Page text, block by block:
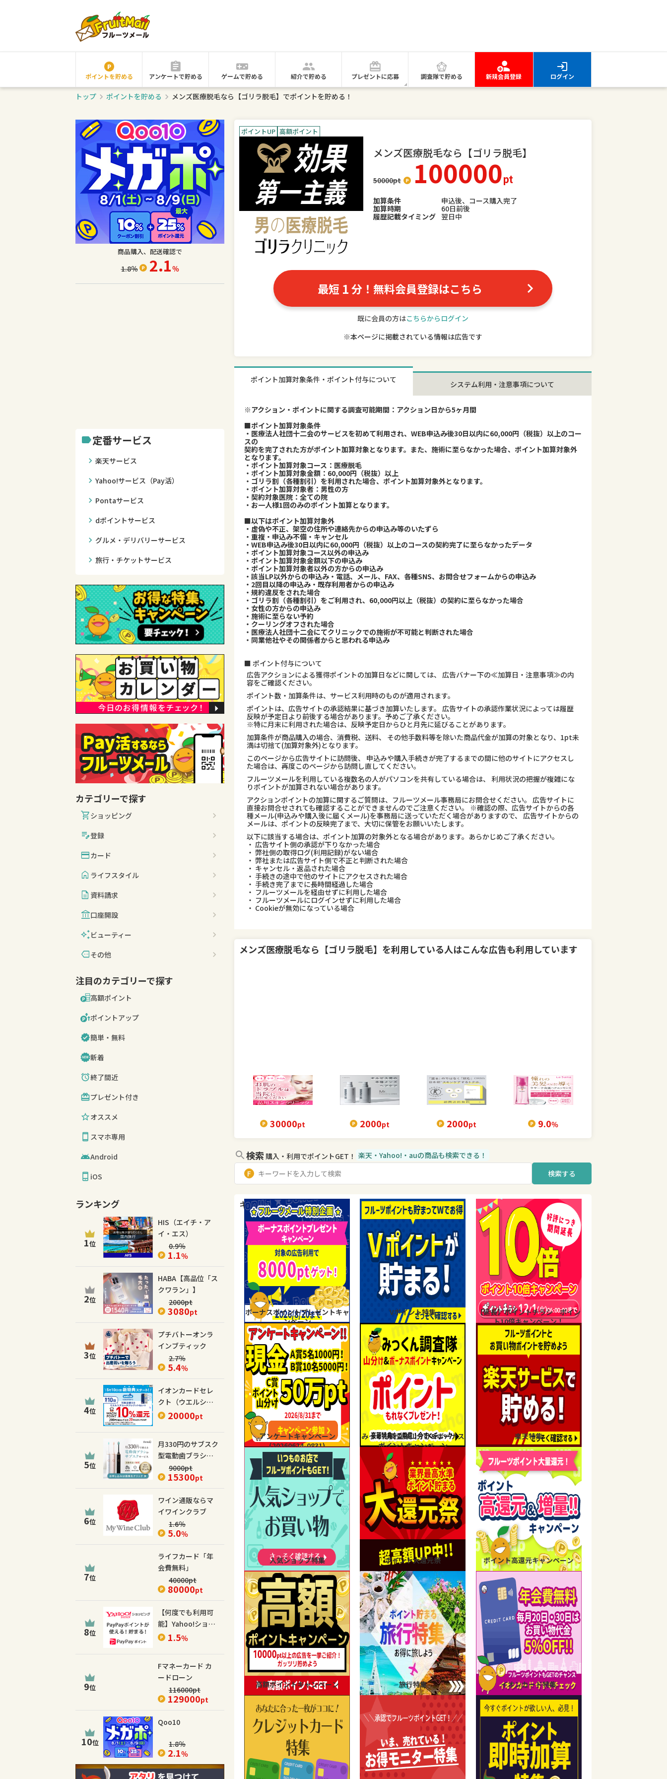
ポイントを貯める アンケートで貯める ゲームで貯める 紹介で貯める プレゼントに応募 調査隊で貯める 新規会員登録 ログイン
トップ ポイントを貯める メンズ医療脱毛なら【ゴリラ脱毛】でポイントを貯める！
商品購入、配送確認で
1.8％ 2.1％
label定番サービス
chevron_right 楽天サービス
chevron_right Yahoo!サービス（Pay活）
chevron_right Pontaサービス
chevron_right dポイントサービス
chevron_right グルメ・デリバリーサービス
chevron_right 旅行・チケットサービス
カテゴリーで探す
shopping_cartショッピング
edit_note登録
credit_cardカード
home ライフスタイル
description 資料請求
account_balance口座開設
auto_awesomeビューティー
moreその他
注目のカテゴリーで探す
高額ポイント
ポイントアップ
簡単・無料
新着
終了間近
プレゼント付き
オススメ
スマホ専用
Android
iOS
ランキング
1位
HIS（エイチ・ア
イ・エス）
0.9％
1.1％
2位
HABA【高品位「ス
クワラン」】
2000pt
3080pt
3位
プチバトーオンラ
インブティック
2.7％
5.4％
4位
イオンカードセレ
クト（ウエルシア
カード）
20000pt
5位
月330円のサブスク
型電動歯ブラシ
【Dentaly】
9000pt
15300pt
6位
ワイン通販ならマ
イワインクラブ
1.6％
5.0％
7位
ライフカード「年
会費無料」
40000pt
80000pt
8位
【何度でも利用可
能】Yahoo!ショッ
ピング
1.5％
9位
Fマネーカード カ
ードローン
116000pt
129000pt
10位
Qoo10
1.8％
2.1％
ポイントUP 高額ポイント
メンズ医療脱毛なら【ゴリラ脱毛】
50000pt 100000pt
加算条件
申込後、コース購入完了
加算時期
60日前後
履歴記載タイミング 翌日中
最短 1分！無料会員登録はこちら
既に会員の方はこちらからログイン
※本ページに掲載されている情報は広告です
ポイント加算対象条件・ポイント付与について システム利用・注意事項について
※アクション・ポイントに関する調査可能期間：アクション日から5ヶ月間
■ポイント加算対象条件
・医療法人社団十二会のサービスを初めて利用され、WEB申込み後30日以内に60,000円（税抜）以上のコー
スの
契約を完了された方がポイント加算対象となります。また、施術に至らなかった場合、ポイント加算対象外
となります。
・ポイント加算対象コース：医療脱毛
・ポイント加算対象金額：60,000円（税抜）以上
・ゴリラ割（各種割引）を利用された場合、ポイント加算対象外となります。
・ポイント加算対象者：男性の方
・契約対象医院：全ての院
・お一人様1回のみのポイント加算となります。
■以下はポイント加算対象外
・虚偽や不正、架空の住所や連絡先からの申込み等のいたずら
・重複・申込み不備・キャンセル
・WEB申込み後30日以内に60,000円（税抜）以上のコースの契約完了に至らなかったデータ
・ポイント加算対象コース以外の申込み
・ポイント加算対象金額以下の申込み
・ポイント加算対象者以外の方からの申込み
・該当LP以外からの申込み・電話、メール、FAX、各種SNS、お問合せフォームからの申込み
・2回目以降の申込み・既存利用者からの申込み
・規約違反をされた場合
・ゴリラ割（各種割引）をご利用され、60,000円以上（税抜）の契約に至らなかった場合
・女性の方からの申込み
・施術に至らない予約
・クーリングオフされた場合
・医療法人社団十二会にてクリニックでの施術が不可能と判断された場合
・同業他社やその関係者からと思われる申込み
■ ポイント付与について
広告アクションによる獲得ポイントの加算日などに関しては、 広告バナー下の≪加算日・注意事項≫の内
容をご確認ください。
ポイント数・加算条件は、サービス利用時のものが適用されます。
ポイントは、広告サイトの承認結果に基づき加算いたします。 広告サイトの承認作業状況によっては履歴
反映が予定日より前後する場合があります。予めご了承ください。
※特に月末に利用された場合は、反映予定日からひと月先に延びることがあります。
加算条件が商品購入の場合、消費税、送料、 その他手数料等を除いた商品代金が加算の対象となり、1pt未
満は切捨て(加算対象外)となります。
このページから広告サイトに訪問後、 申込みや購入手続きが完了するまでの間に他のサイトにアクセスし
た場合は、再度このページから訪問し直してください。
フルーツメールを利用している複数名の人がパソコンを共有している場合は、 利用状況の把握が複雑にな
りポイントが加算されない場合があります。
アクションポイントの加算に関するご質問は、フルーツメール事務局にお問合せください。 広告サイトに
直接お問合せされても確認することができませんのでご注意ください。 ※確認の際、広告サイトからの各
種メール(申込みや購入後に届くメール)を事務局に送っていただく場合がありますので、 広告サイトからの
メールは、ポイントの反映完了まで、大切に保管をお願いいたします。
以下に該当する場合は、ポイント加算の対象外となる場合があります。あらかじめご了承ください。
・ 広告サイト側の承認が下りなかった場合
・ 弊社側の取得ログ(利用記録)がない場合
・ 弊社または広告サイト側で不正と判断された場合
・ キャンセル・返品された場合
・ 手続きの途中で他のサイトにアクセスされた場合
・ 手続き完了までに長時間経過した場合
・ フルーツメールを経由せずに利用した場合
・ フルーツメールにログインせずに利用した場合
・ Cookieが無効になっている場合
メンズ医療脱毛なら【ゴリラ脱毛】 を利用している人はこんな広告も利用しています
30000pt 2000pt 2000pt 9.0％
検索 購入・利用でポイントGET！ 楽天・Yahoo!・auの商品も検索できる！
検索する
キャンペーン・特集
ボーナスポイントプレゼントキャ
ンペーン
Vポイント特集
【延長】ポイントチラシ ポイン
ト10倍キャンペーン！
アンケートキャンペーン
(20260624-0831)
みっくん調査隊山分け&ボーナス
ポイントキャンペーン
楽天特集
人気ショップ特集 ポイント大還元祭 ポイント高還元キャンペーン
高額ポイントキャンペーン 旅行特集 イオンカード特集